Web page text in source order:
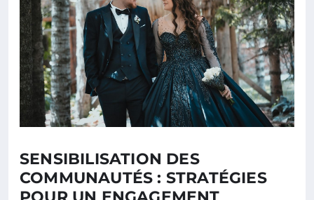
SENSIBILISATION DES
COMMUNAUTÉS : STRATÉGIES